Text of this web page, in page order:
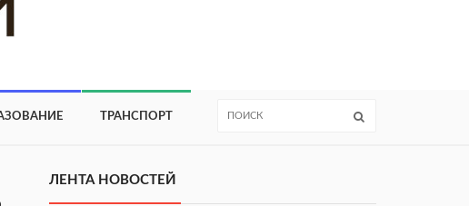
ТРАНСПОРТ
ЛЕНТА НОВОСТЕЙ